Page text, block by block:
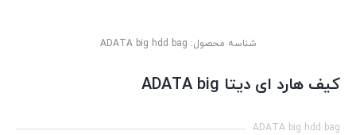
شناسه محصول: ADATA big hdd bag
کیف هارد ای دیتا ADATA big
ADATA big hdd bag